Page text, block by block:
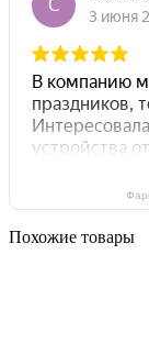
Похожие товары